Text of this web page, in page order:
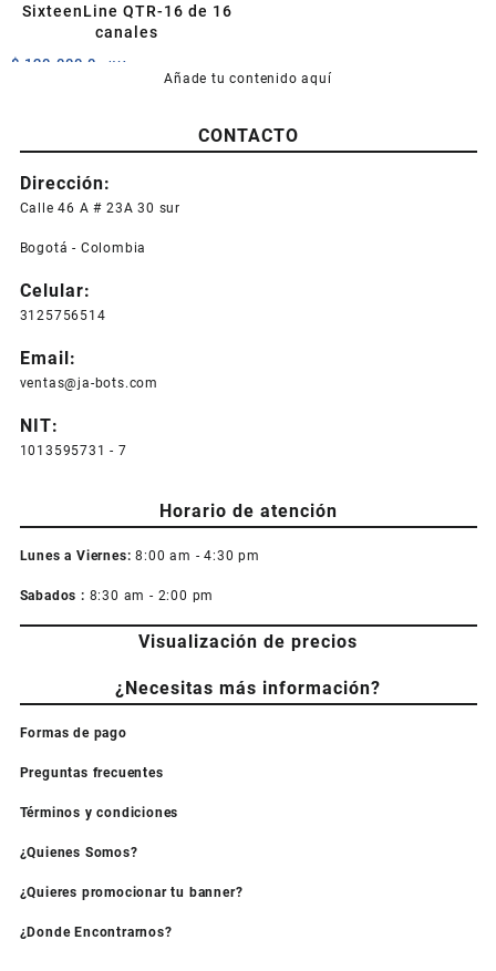
SixteenLine QTR-16 de 16
canales
$ 120.000,0 +IVA
Añade tu contenido aquí
CONTACTO
Dirección:
Calle 46 A # 23A 30 sur
Bogotá - Colombia
Celular:
3125756514
Email:
ventas@ja-bots.com
NIT:
1013595731 - 7
Horario de atención
Lunes a Viernes: 8:00 am - 4:30 pm
Sabados : 8:30 am - 2:00 pm
Visualización de precios
¿Necesitas más información?
Formas de pago
Preguntas frecuentes
Términos y condiciones
¿Quienes Somos?
¿Quieres promocionar tu banner?
¿Donde Encontrarnos?